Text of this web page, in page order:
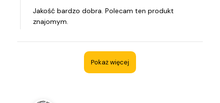
Jakość bardzo dobra. Polecam ten produkt
znajomym.
Pokaż więcej